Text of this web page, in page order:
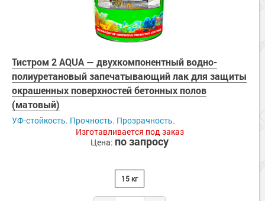
Тистром 2 AQUA — двухкомпонентный водно-
полиуретановый запечатывающий лак для защиты
окрашенных поверхностей бетонных полов
(матовый)
УФ-стойкость. Прочность. Прозрачность.
Изготавливается под заказ
Цена: по запросу
15 кг